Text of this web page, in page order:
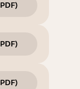
PDF)
PDF)
PDF)